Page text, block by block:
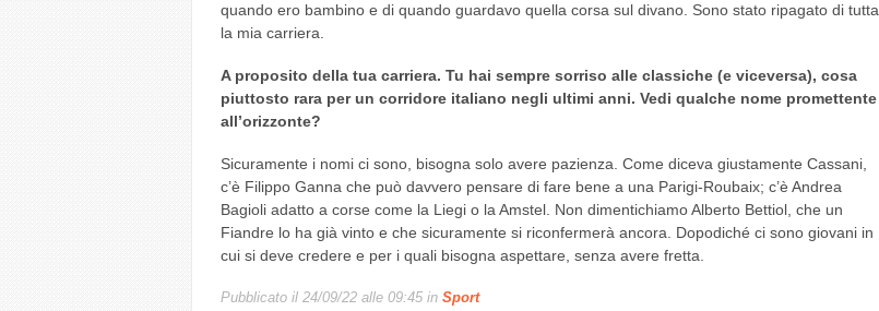
quando ero bambino e di quando guardavo quella corsa sul divano. Sono stato ripagato di tutta
la mia carriera.
A proposito della tua carriera. Tu hai sempre sorriso alle classiche (e viceversa), cosa
piuttosto rara per un corridore italiano negli ultimi anni. Vedi qualche nome promettente
all’orizzonte?
Sicuramente i nomi ci sono, bisogna solo avere pazienza. Come diceva giustamente Cassani,
c’è Filippo Ganna che può davvero pensare di fare bene a una Parigi-Roubaix; c’è Andrea
Bagioli adatto a corse come la Liegi o la Amstel. Non dimentichiamo Alberto Bettiol, che un
Fiandre lo ha già vinto e che sicuramente si riconfermerà ancora. Dopodiché ci sono giovani in
cui si deve credere e per i quali bisogna aspettare, senza avere fretta.
Pubblicato il 24/09/22 alle 09:45in Sport